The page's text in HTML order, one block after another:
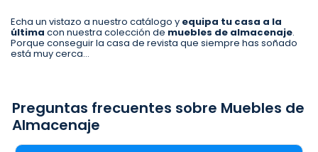
Echa un vistazo a nuestro catálogo y equipa tu casa a la
última con nuestra colección de muebles de almacenaje.
Porque conseguir la casa de revista que siempre has soñado
está muy cerca…
Preguntas frecuentes sobre Muebles de
Almacenaje